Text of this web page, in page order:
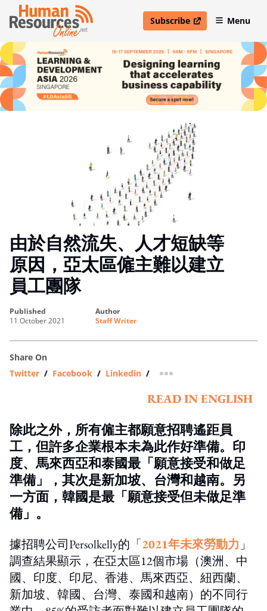
Subscribe
open in new windowMenu
由於自然流失、人才短缺等
原因，亞太區僱主難以建立
員工團隊
published
11 October 2021
author
Staff Writer
Share On
Twitter / Facebook / Linkedin / more sharing option
READ IN ENGLISH
除此之外，所有僱主都願意招聘遙距員
工，但許多企業根本未為此作好準備。印
度、馬來西亞和泰國最「願意接受和做足
準備」，其次是新加坡、台灣和越南。另
一方面，韓國是最「願意接受但未做足準
備」。
據招聘公司Persolkelly的「2021年未來勞動力 」
調查結果顯示，在亞太區12個市場（澳洲、中
國、印度、印尼、香港、馬來西亞、紐西蘭、
新加坡、韓國、台灣、泰國和越南）的不同行